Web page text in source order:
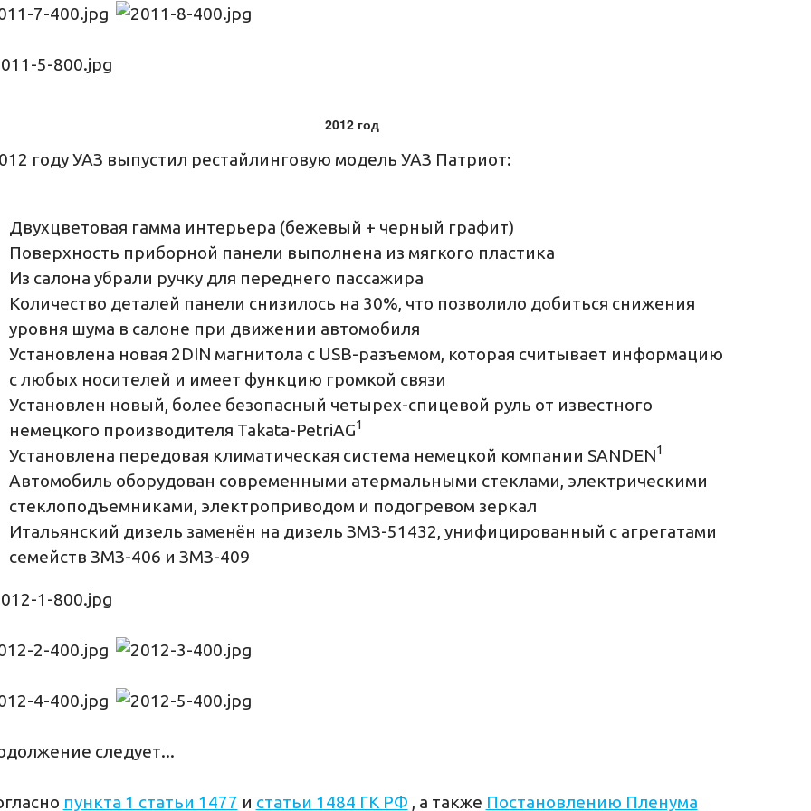
2012 год
году УАЗ выпустил рестайлинговую модель УАЗ Патриот:
Двухцветовая гамма интерьера (бежевый + черный графит)
Поверхность приборной панели выполнена из мягкого пластика
Из салона убрали ручку для переднего пассажира
Количество деталей панели снизилось на 30%, что позволило добиться снижения
уровня шума в салоне при движении автомобиля
Установлена новая 2DIN магнитола с USB-разъемом, которая считывает информацию
с любых носителей и имеет функцию громкой связи
Установлен новый, более безопасный четырех-спицевой руль от известного
немецкого производителя Takata-PetriAG1
Установлена передовая климатическая система немецкой компании SANDEN1
Автомобиль оборудован современными атермальными стеклами, электрическими
стеклоподъемниками, электроприводом и подогревом зеркал
Итальянский дизель заменён на дизель ЗМЗ-51432, унифицированный с агрегатами
семейств ЗМЗ-406 и ЗМЗ-409
следует...
пункта 1 статьи 1477 и статьи 1484 ГК РФ , а также Постановлению Пленума